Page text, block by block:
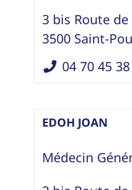
3 bis Route
3500 Saint-
04 70 45
EDOH JOAN
Médecin